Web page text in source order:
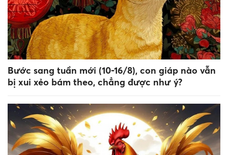
Bước sang tuần mới (10-16/8), con giáp nào vẫn
bị xui xẻo bám theo, chẳng được như ý?